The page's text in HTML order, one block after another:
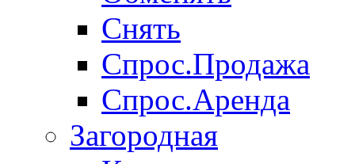
Снять
Спрос.Продажа
Спрос.Аренда
Загородная